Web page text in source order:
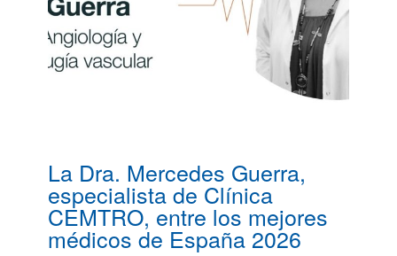
La Dra. Mercedes Guerra,
especialista de Clínica
CEMTRO, entre los mejores
médicos de España 2026